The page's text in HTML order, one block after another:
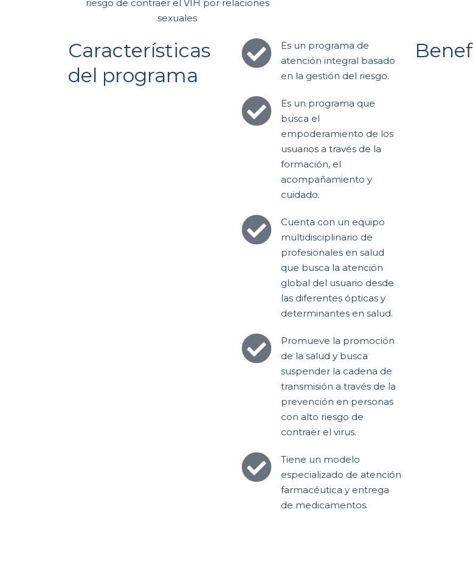
riesgo de contraer el VIH por relaciones
sexuales
Características
del programa
Es un programa de
atención integral basado
en la gestión del riesgo.
Es un programa que
busca el
empoderamiento de los
usuarios a través de la
formación, el
acompañamiento y
cuidado.
Cuenta con un equipo
multidisciplinario de
profesionales en salud
que busca la atención
global del usuario desde
las diferentes ópticas y
determinantes en salud.
Promueve la promoción
de la salud y busca
suspender la cadena de
transmisión a través de la
prevención en personas
con alto riesgo de
contraer el virus.
Tiene un modelo
especializado de atención
farmacéutica y entrega
de medicamentos.